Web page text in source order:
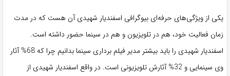
یکی از ویژگی‌های حرفه‌ای بیوگرافی اسفندیار شهیدی آن هست که در مدت
زمان فعالیت خود، هم در تلویزیون و هم در سینما حضور داشته است.
اسفندیار شهیدی را باید بیشتر مدیر فیلم برداری سینما بدانیم چرا که 68% آثار
وی سینمایی و 32% آثارش تلویزیونی است. در واقع اسفندیار شهیدی از